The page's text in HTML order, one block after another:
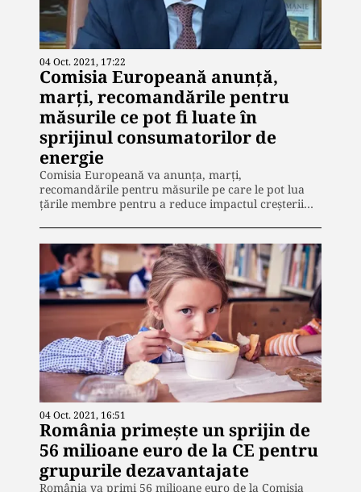
04 Oct. 2021, 17:22
Comisia Europeană anunţă,
marţi, recomandările pentru
măsurile ce pot fi luate în
sprijinul consumatorilor de
energie
Comisia Europeană va anunţa, marți,
recomandările pentru măsurile pe care le pot lua
ţările membre pentru a reduce impactul creşterii…
04 Oct. 2021, 16:51
România primește un sprijin de
56 milioane euro de la CE pentru
grupurile dezavantajate
România va primi 56 milioane euro de la Comisia